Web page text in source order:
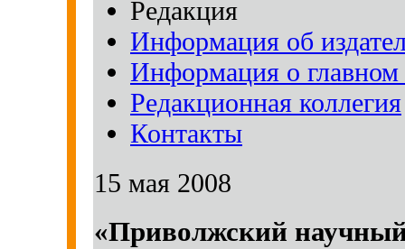
Редакция
Информация об
Информация о главном
Редакционная коллегия
Контакты
15 мая 2008
«Приволжский